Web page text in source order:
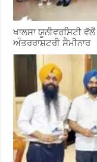
ਖਾਲਸਾ ਯੂਨੀਵਰਸਿਟੀ ਵੱਲੋਂ
ਅੰਤਰਰਾਸ਼ਟਰੀ ਸੈਮੀਨਾਰ